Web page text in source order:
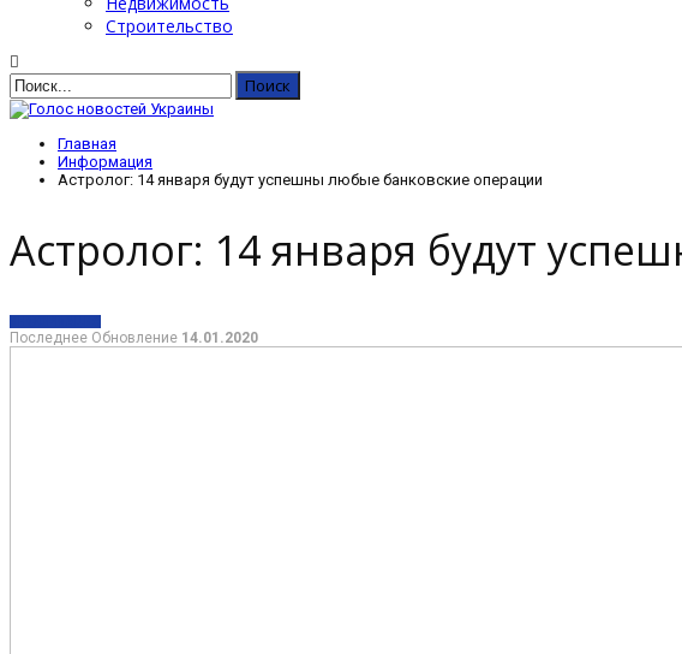
Строительство
Главная
Информация
Астролог: 14 января будут успешны любые банковские операции
Астролог: 14 января будут
Последнее Обновление 14.01.2020